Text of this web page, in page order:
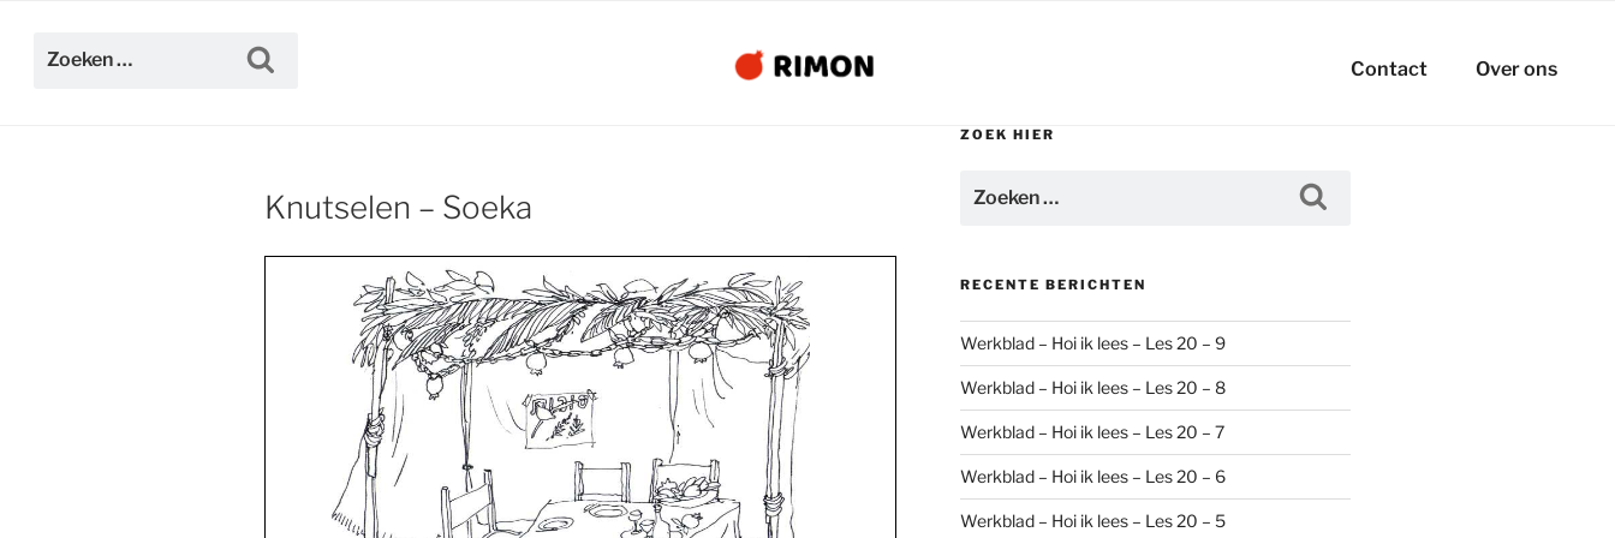
Over ons
Contact
Knutselen – Soeka
ZOEK HIER
naar:
RECENTE BERICHTEN
Werkblad – Hoi ik lees – Les 20 – 9
Werkblad – Hoi ik lees – Les 20 – 8
Werkblad – Hoi ik lees – Les 20 – 7
Werkblad – Hoi ik lees – Les 20 – 6
Werkblad – Hoi ik lees – Les 20 – 5